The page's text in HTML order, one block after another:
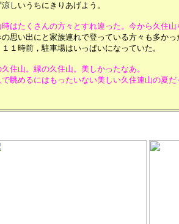
しいうちにきりあげよう。
時はたくさんの方々とすれ違った。今から久住
の思い出にと家族連れで登っている方々も多か
１時前，駐車場はいっぱいになっていた。
久住山。緑の久住山。美しかったなあ。
眺めるにはもったいない美しい久住連山の夏だ